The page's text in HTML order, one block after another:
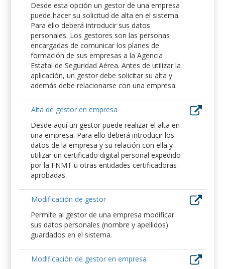
Desde esta opción un gestor de una empresa
puede hacer su solicitud de alta en el sistema.
Para ello deberá introducir sus datos
personales. Los gestores son las personas
encargadas de comunicar los planes de
formación de sus empresas a la Agencia
Estatal de Seguridad Aérea. Antes de utilizar la
aplicación, un gestor debe solicitar su alta y
además debe relacionarse con una empresa.
Alta de gestor en empresa
Desde aquí un gestor puede realizar el alta en
una empresa. Para ello deberá introducir los
datos de la empresa y su relación con ella y
utilizar un certificado digital personal expedido
por la FNMT u otras entidades certificadoras
aprobadas.
Modificación de gestor
Permite al gestor de una empresa modificar
sus datos personales (nombre y apellidos)
guardados en el sistema.
Modificación de gestor en empresa